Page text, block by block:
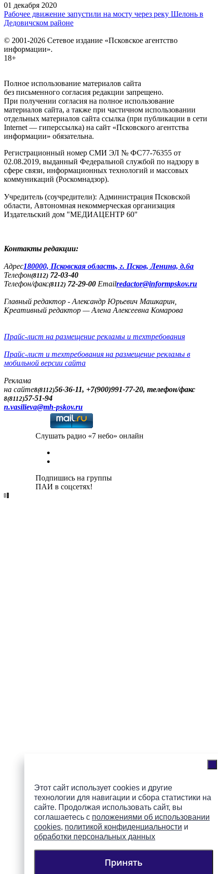
Этот сайт использует cookies и другие
технологии для навигации и сбора статистики на
сайте. Продолжая использовать сайт, вы
соглашаетесь с положениями об использовании
cookies, политикой конфиденциальности и
обработки персональных данных
Принять
01 декабря 2020
Рабочее движение запустили на мосту через реку Шелонь в
Дедовичском районе
© 2001-2026 Сетевое издание «Псковское агентство
информации».
18+
Полное использование материалов сайта
без письменного согласия редакции запрещено.
При получении согласия на полное использование
материалов сайта, а также при частичном использовании
отдельных материалов сайта ссылка (при публикации в сети
Internet — гиперссылка) на сайт «Псковского агентства
информации» обязательна.
Регистрационный номер СМИ ЭЛ № ФС77-76355 от
02.08.2019, выданный Федеральной службой по надзору в
сфере связи, информационных технологий и массовых
коммуникаций (Роскомнадзор).
Учредитель (соучредители): Администрация Псковской
области, Автономная некоммерческая организация
Издательский дом "МЕДИАЦЕНТР 60"
Контакты редакции:
Адреc180000, Псковская область, г. Псков, Ленина, д.6а
Телефон(8112) 72-03-40
Телефон/факс(8112) 72-29-00 Emailredactor@informpskov.ru
Главный редактор - Александр Юрьевич Машкарин,
Креативный редактор — Алена Алексеевна Комарова
Прайс-лист на размещение рекламы и техтребования
Прайс-лист и техтребования на размещение рекламы в
мобильной версии сайта
Реклама
на сайте8(8112)56-36-11, +7(900)991-77-20, телефон/факс
8(8112)57-51-94
n.vasilieva@mh-pskov.ru
Слушать радио «7 небо» онлайн
Подпишись на группы
ПАИ в соцсетях!